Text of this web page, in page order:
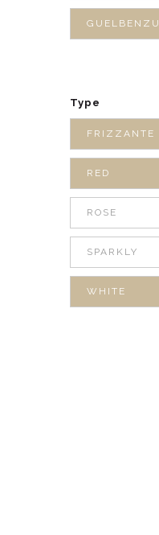
GUELBENZU
Type
FRIZZANTE
RED
ROSE
SPARKLY
WHITE